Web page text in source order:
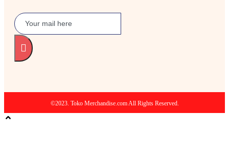
©2023. Toko Merchandise.com All Rights Reserved.